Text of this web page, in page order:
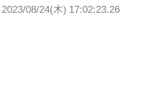
2023/08/24(木) 17:02:23.26